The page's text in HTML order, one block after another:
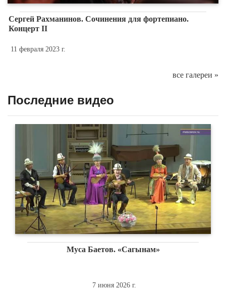
Сергей Рахманинов. Сочинения для фортепиано.
Концерт II
11 февраля 2023 г.
все галереи »
Последние видео
Муса Баетов. «Сагынам»
7 июня 2026 г.